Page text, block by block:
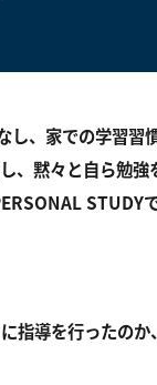
、家での学習
、黙々と自ら勉
STUDY
指導を行ったの